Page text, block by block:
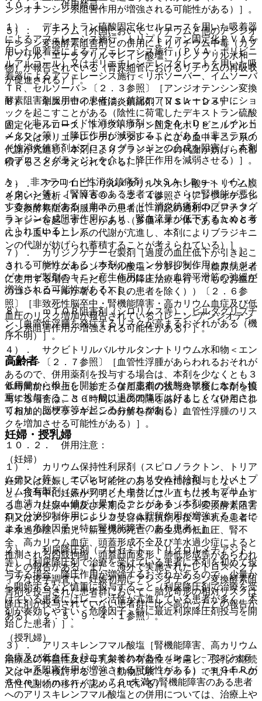
ンジオテンシン系阻害作用が増強される可能性がある）］。
５）． リチウム［外国において、リチウムと他のアンジオ
テンシン変換酵素阻害剤との併用によりリチウム中毒（カプ
トプリル、エナラプリルマレイン酸塩、リシノプリル水和
物）が報告されている（腎尿細管におけるリチウムの再吸収
が促進される）］。
６）． 非ステロイド性消炎鎮痛剤（ＮＳＡＩＤｓ）：
@． 非ステロイド性消炎鎮痛剤＜ＮＳＡＩＤｓ＞（インド
メタシン等）［降圧作用が減弱することがある（非ステロイ
ド性消炎鎮痛剤がプロスタグランジンの合成を阻害し、本剤
のプロスタグランジンを介した降圧作用を減弱させる）］。
A． 非ステロイド性消炎鎮痛剤＜ＮＳＡＩＤｓ＞（インド
メタシン等）［腎障害のある患者では、さらに腎機能が悪化
するおそれがある（非ステロイド性消炎鎮痛剤のプロスタグ
ランジン合成阻害作用により、腎血流量が低下するためと考
えられている）］。
７）． カリジノゲナーゼ製剤［過度の血圧低下が引き起こ
される可能性がある（本剤のキニン分解抑制作用とカリジノ
ゲナーゼ製剤のキニン産生作用により、血管平滑筋の弛緩が
増強される可能性がある）］。
８）． ｍＴＯＲ阻害剤（シロリムス等）、ビルダグリプチ
ン［血管性浮腫を発症するリスクが高まるおそれがある（機
序不明）］。
高齢者
低用量から投与を開始するなど患者の状態を観察しながら慎
重に投与すること（一般に過度の降圧は好ましくないとされ
ており、脳梗塞等が起こるおそれがある）。
妊婦・授乳婦
（妊婦）
妊婦又は妊娠している可能性のある女性には投与しないこ
と。投与中に妊娠が判明した場合には、直ちに投与を中止す
ること（妊娠中期及び末期にアンジオテンシン変換酵素阻害
剤又はアンジオテンシン２受容体拮抗剤を投与された患者で
羊水過少症、胎児・新生児の死亡、新生児の低血圧、腎不
全、高カリウム血症、頭蓋形成不全及び羊水過少症によると
推測される四肢拘縮、頭蓋顔面変形、肺低形成等があらわれ
たとの報告がある。また、海外で実施されたレトロスペクテ
ィブな疫学調査で、妊娠初期にアンジオテンシン変換酵素阻
害剤を投与された患者群において、胎児奇形の相対リスクは
降圧剤が投与されていない患者群に比べ高かったとの報告が
ある）〔２．５、９．４．１参照〕。
（授乳婦）
治療上の有益性及び母乳栄養の有益性を考慮し、授乳の継続
又は中止を検討すること（動物試験（ラット）で乳汁中への
活性代謝物の移行が認められている）。
１０．１． 併用禁忌：
１）． デキストラン硫酸固定化セルロースを用いた吸着器
によるアフェレーシス施行、トリプトファン固定化ＰＶＡを
用いた吸着器によるアフェレーシス施行（ＰＶＡ：ポリビニ
ルアルコール）又はポリエチレンテレフタレートを用いた吸
着器によるアフェレーシス施行＜リポソーバー、イムソーバ
ＴＲ、セルソーバ＞〔２．３参照〕［アンジオテンシン変換
酵素阻害剤服用中の患者は、前記のアフェレーシス中にショ
ックを起こすことがある（陰性に荷電したデキストラン硫酸
固定化セルロース、トリプトファン固定化ポリビニルアルコ
ール又はポリエチレンテレフタレートにより血中キニン系の
代謝が亢進し、本剤によりブラジキニンの代謝が妨げられ蓄
積することが考えられている）］。
２）． アクリロニトリルメタリルスルホン酸ナトリウム膜
を用いた透析＜ＡＮ６９＞〔２．４参照〕［アンジオテンシ
ン変換酵素阻害剤服用中の患者は、前記の透析中にアナフィ
ラキシーを起こすことがある（多価イオン体であるＡＮ６９
により血中キニン系の代謝が亢進し、本剤によりブラジキニ
ンの代謝が妨げられ蓄積することが考えられている）］。
３）． アリスキレンフマル酸塩＜ラジレス＞（糖尿病患者
に使用する場合（ただし、他の降圧治療を行ってもなお血圧
のコントロールが著しく不良の患者を除く））〔２．６参
照〕［非致死性脳卒中・腎機能障害・高カリウム血症及び低
血圧のリスク増加が報告されている（レニン−アンジオテン
シン系阻害作用が増強される可能性がある）］。
４）． サクビトリルバルサルタンナトリウム水和物＜エン
レスト＞〔２．７参照〕［血管性浮腫があらわれるおそれが
あるので、併用薬剤を投与する場合は、本剤を少なくとも３
６時間前に中止し、また、併用薬剤の投与終了後に本剤を投
与する場合は、３６時間以上の間隔をあけること（併用によ
り相加的にブラジキニンの分解を抑制し、血管性浮腫のリス
クを増加させる可能性がある）］。
１０．２． 併用注意：
１）． カリウム保持性利尿剤（スピロノラクトン、トリア
ムテレン等）、エプレレノン、カリウム補給剤、トリメトプ
リム含有製剤（スルファメトキサゾール・トリメトプリム）
［血清カリウム値が上昇することがある（本剤のアルドステ
ロン分泌抑制作用によりカリウム貯留作用が増強することに
よる＜危険因子＞特に腎機能障害のある患者）］。
２）． 利尿降圧剤（フロセミド、トリクロルメチアジド
等）［利尿降圧剤で治療を受けている患者に本剤を初めて投
与する場合、降圧作用が増強するおそれがあるので、少量か
ら開始するなど慎重に投与すること（利尿降圧剤で治療を受
けている患者にはレニン活性が亢進している患者が多く、本
剤が奏効しやすい＜危険因子＞特に最近利尿降圧剤投与を開
始した患者）］。
３）． アリスキレンフマル酸塩［腎機能障害、高カリウム
血症及び低血圧を起こすおそれがある（レニン−アンジオテ
ンシン系阻害作用が増強される可能性がある）。ｅＧＦＲが
６０ｍＬ／ｍｉｎ／１．７３u未満の腎機能障害のある患者
へのアリスキレンフマル酸塩との併用については、治療上や